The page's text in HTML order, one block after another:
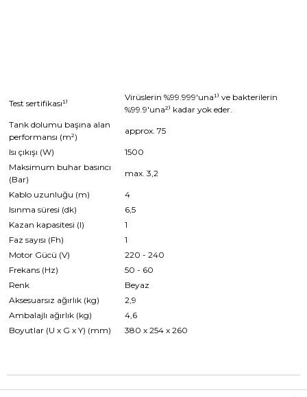
Test sertifikası¹⁾
Virüslerin %99.999'una¹⁾ ve bakterilerin
%99.9'una²⁾ kadar yok eder.
Tank dolumu başına alan
performansı (m²)
approx. 75
Isı çıkışı (W)
1500
Maksimum buhar basıncı
(Bar)
max. 3,2
Kablo uzunluğu (m)
4
Isınma süresi (dk)
6,5
Kazan kapasitesi (l)
1
Faz sayısı (Fh)
1
Motor Gücü (V)
220 - 240
Frekans (Hz)
50 - 60
Renk
Beyaz
Aksesuarsız ağırlık (kg)
2,9
Ambalajlı ağırlık (kg)
4,6
Boyutlar (U x G x Y) (mm)
380 x 254 x 260